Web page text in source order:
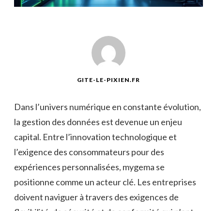
GITE-LE-PIXIEN.FR
Dans l’univers numérique en constante évolution,
la gestion des données est devenue un enjeu
capital. Entre l’innovation technologique et
l’exigence des consommateurs pour des
expériences personnalisées, mygema se
positionne comme un acteur clé. Les entreprises
doivent naviguer à travers des exigences de